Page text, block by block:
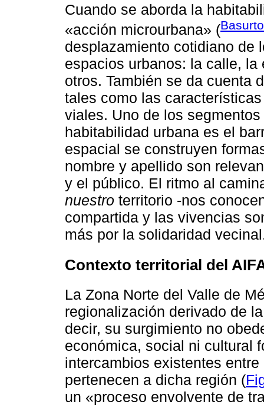
Cuando se aborda la
«acción microurbana» (
desplazamiento cotidiano de
espacios urbanos: la calle,
otros. También se da cuenta
tales como las
viales. Uno de los
habitabilidad urbana es el
espacial se construyen
nombre y apellido son
y el público. El ritmo al
nuestro territorio -nos
compartida y las vivencias
más por la solidaridad
Contexto territorial del
La Zona Norte del Valle de
regionalización derivado de
decir, su surgimiento no
económica, social ni cultural
intercambios existentes
pertenecen a dicha región (
un «proceso envolvente de